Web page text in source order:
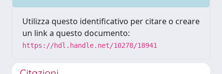
Utilizza questo identificativo per citare o creare
un link a questo documento:
https://hdl.handle.net/10278/18941